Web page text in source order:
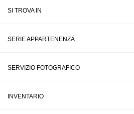
SI TROVA IN
SERIE APPARTENENZA
SERVIZIO FOTOGRAFICO
INVENTARIO